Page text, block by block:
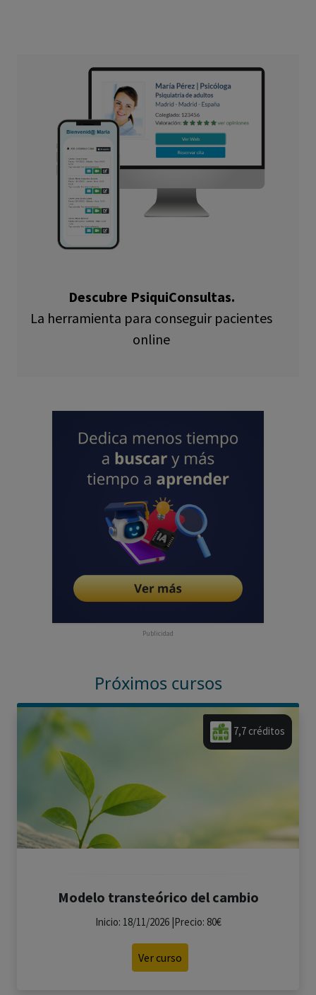
Descubre PsiquiConsultas.
La herramienta para conseguir pacientes
online
Publicidad
Próximos cursos
7,7 créditos
Modelo transteórico del cambio
Inicio: 18/11/2026 |Precio: 80€
Ver curso